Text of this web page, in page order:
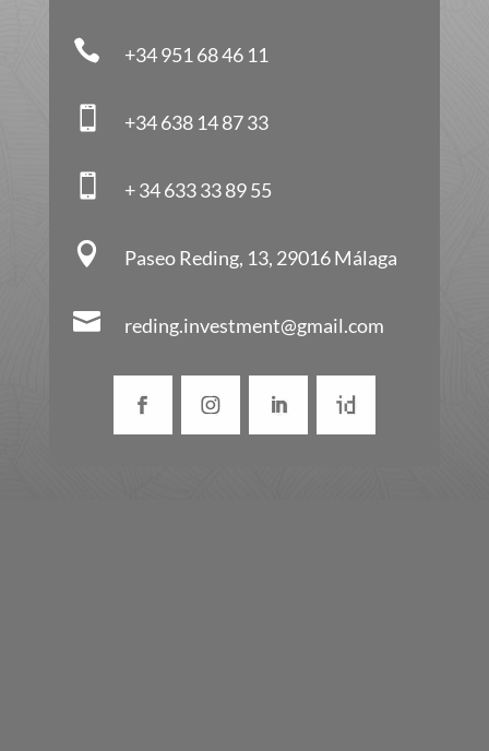
 +34 951 68 46 11
 +34 638 14 87 33
 + 34 633 33 89 55
 Paseo Reding, 13, 29016 Málaga
 reding.investment@gmail.com